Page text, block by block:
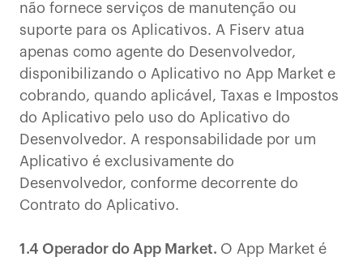
não fornece serviços de manutenção ou
suporte para os Aplicativos. A Fiserv atua
apenas como agente do Desenvolvedor,
disponibilizando o Aplicativo no App Market e
cobrando, quando aplicável, Taxas e Impostos
do Aplicativo pelo uso do Aplicativo do
Desenvolvedor. A responsabilidade por um
Aplicativo é exclusivamente do
Desenvolvedor, conforme decorrente do
Contrato do Aplicativo.
1.4 Operador do App Market. O App Market é